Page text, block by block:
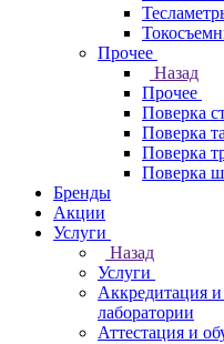
Прочее
Назад
Прочее
Поверка
Поверка
Поверка
Поверка
Бренды
Акции
Услуги
Назад
Услуги
Аккредитация и
лаборатории
Аттестация и